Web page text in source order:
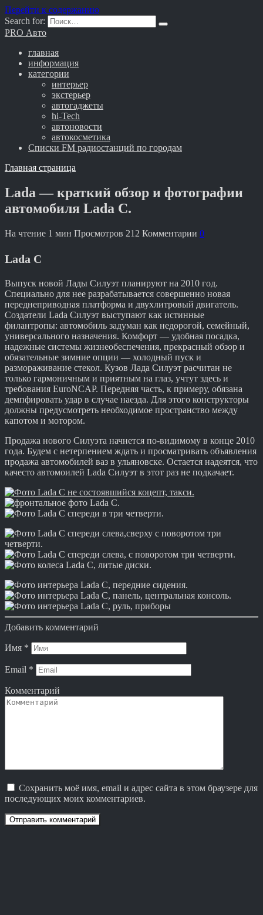
Перейти к содержанию
Search for:
PRO Авто
главная
информация
категории
интерьер
экстерьер
автогаджеты
hi-Tech
автоновости
автокосметика
Списки FM радиостанций по городам
Главная страница
Lada — краткий обзор и фотографии
автомобиля Lada C.
На чтение 1 мин Просмотров 212 Комментарии 0
Lada C
Выпуск новой Лады Силуэт планируют на 2010 год.
Специально для нее разрабатывается совершенно новая
переднеприводная платформа и двухлитровый двигатель.
Создатели Lada Силуэт выступают как истинные
филантропы: автомобиль задуман как недорогой, семейный,
универсального назначения. Комфорт — удобная посадка,
надежные системы жизнеобеспечения, прекрасный обзор и
обязательные зимние опции — холодный пуск и
размораживание стекол. Кузов Лада Силуэт расчитан не
только гармоничным и приятным на глаз, учтут здесь и
требования EuroNCAP. Передняя часть, к примеру, обязана
демпфировать удар в случае наезда. Для этого конструкторы
должны предусмотреть необходимое пространство между
капотом и мотором.
Продажа нового Силуэта начнется по-видимому в конце 2010
года. Будем с нетерпением ждать и просматривать объявления
продажа автомобилей ваз в ульяновске. Остается надеятся, что
качесто автомоилей Lada Силуэт в этот раз не подкачает.
Добавить комментарий
Имя *
Email *
Комментарий
Сохранить моё имя, email и адрес сайта в этом браузере для
последующих моих комментариев.